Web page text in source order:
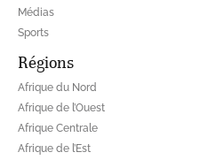
Médias
Sports
Régions
Afrique du Nord
Afrique de l’Ouest
Afrique Centrale
Afrique de l’Est